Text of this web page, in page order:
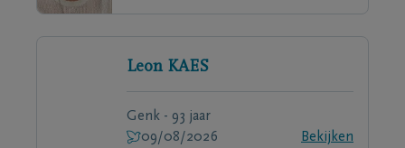
Leon KAES
Genk - 93 jaar
09/08/2026
Bekijken